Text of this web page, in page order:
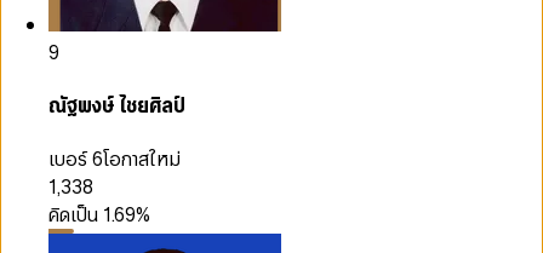
9
ณัฐพงษ์ ไชยศิลป์
เบอร์ 6โอกาสใหม่
1,338
คิดเป็น 1.69%